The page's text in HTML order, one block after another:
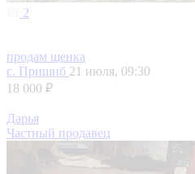
2
продам щенка
с. Пришиб 21 июля, 09:30
18 000 ₽
Дарья
Частный продавец